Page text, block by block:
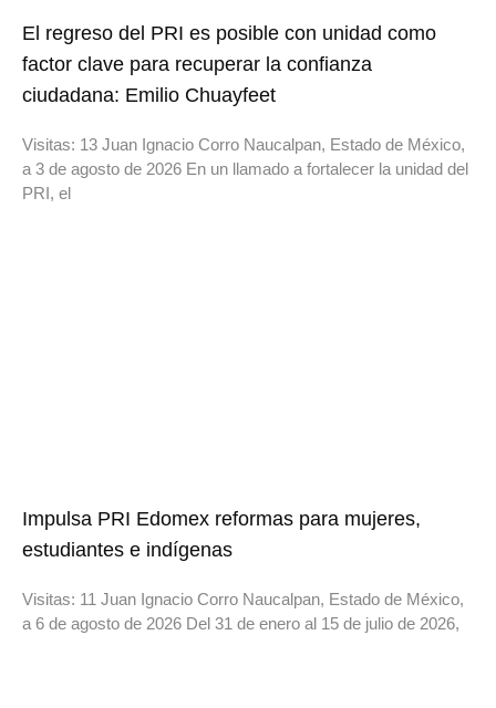
El regreso del PRI es posible con unidad como
factor clave para recuperar la confianza
ciudadana: Emilio Chuayfeet
Visitas: 13 Juan Ignacio Corro Naucalpan, Estado de México,
a 3 de agosto de 2026 En un llamado a fortalecer la unidad del
PRI, el
Impulsa PRI Edomex reformas para mujeres,
estudiantes e indígenas
Visitas: 11 Juan Ignacio Corro Naucalpan, Estado de México,
a 6 de agosto de 2026 Del 31 de enero al 15 de julio de 2026,